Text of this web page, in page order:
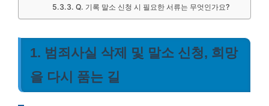
Q. 기록 말소 신청 시 필요한 서류는 무엇인가요?
1. 범죄사실 삭제 및 말소 신청, 희망
을 다시 품는 길